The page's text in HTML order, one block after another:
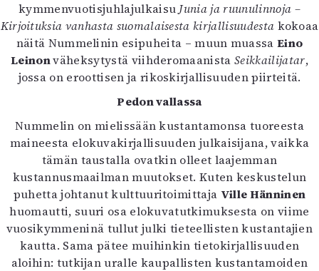
kymmenvuotisjuhlajulkaisu Junia ja ruunulinnoja –
Kirjoituksia vanhasta suomalaisesta kirjallisuudesta kokoaa
näitä Nummelinin esipuheita – muun muassaEino
Leinonväheksytystä viihderomaanistaSeikkailijatar,
jossa on eroottisen ja rikoskirjallisuuden piirteitä.
Pedon vallassa
Nummelin on mielissään kustantamonsa tuoreesta
maineesta elokuvakirjallisuuden julkaisijana, vaikka
tämän taustalla ovatkin olleet laajemman
kustannusmaailman muutokset. Kuten keskustelun
puhetta johtanut kulttuuritoimittaja Ville Hänninen
huomautti, suuri osa elokuvatutkimuksesta on viime
vuosikymmeninä tullut julki tieteellisten kustantajien
kautta. Sama pätee muihinkin tietokirjallisuuden
aloihin: tutkijan uralle kaupallisten kustantamoiden